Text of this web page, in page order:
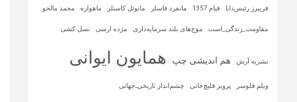
فریبرز رئیس‌دانا قیام 1357 مانفرد فاسلر مانوئل کاستلز ماهواره‌ محمد مالجو
مقاومت_زندگی_است موج‌های بلند سرمایه‌داری مژده ارسی نسل کشی
نشریه آرش هم اندیشی چپ همایون ایوانی
ویلم فلوسر پرویز قلیچ‌خانی چشم‌انداز تاریخی‌ـ‌جهانی